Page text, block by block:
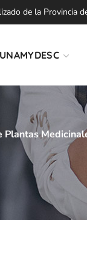
de la Provincia
UNAMYDESC
Plantas